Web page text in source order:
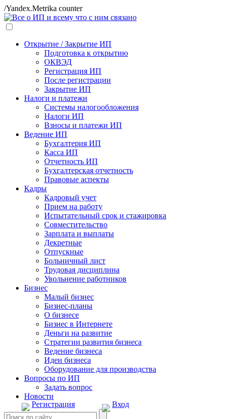
/Yandex.Metrika counter
Открытие / Закрытие ИП
Подготовка к открытию
ОКВЭД
Регистрация ИП
После регистрации
Закрытие ИП
Налоги и платежи
Системы налогообложения
Налоги ИП
Взносы и платежи ИП
Ведение ИП
Бухгалтерия ИП
Касса ИП
Отчетность ИП
Бухгалтерская отчетность
Правовые аспекты
Кадры
Кадровый учет
Прием на работу
Испытательный срок и стажировка
Совместительство
Зарплата и выплаты
Декретные
Отпускные
Больничный лист
Трудовая дисциплина
Увольнение работников
Бизнес
Малый бизнес
Бизнес-планы
О бизнесе
Бизнес в Интернете
Деньги на развитие
Стратегии развития бизнеса
Ведение бизнеса
Идеи бизнеса
Оборудование для производства
Вопросы по ИП
Задать вопрос
Новости
Регистрация
Вход